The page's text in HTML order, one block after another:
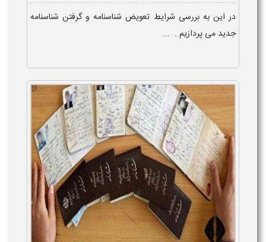
در این به بررسی شرایط تعویض شناسنامه و گرفتن شناسنامه
جدید می پردازیم . ...